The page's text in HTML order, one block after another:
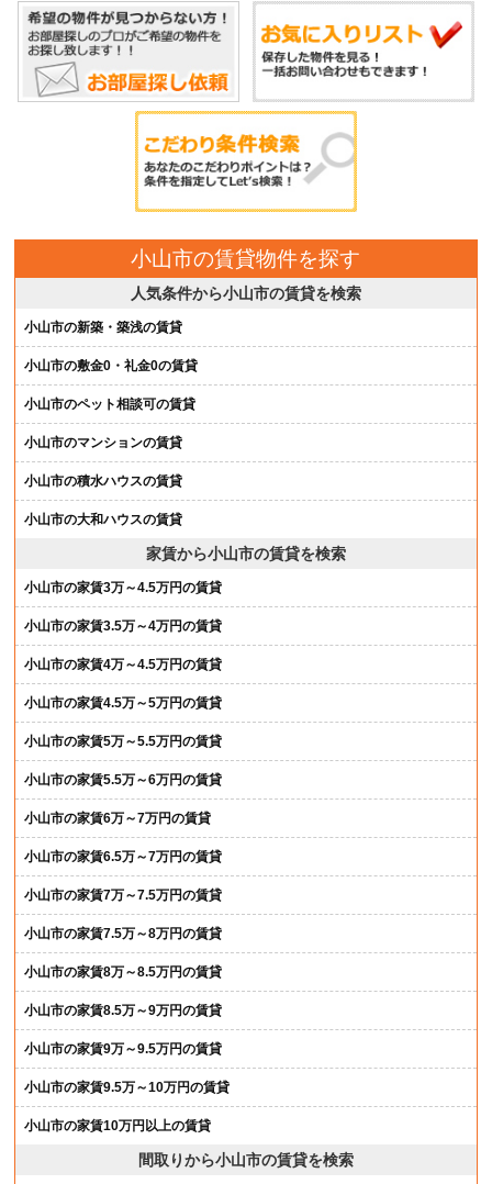
小山市の賃貸物件を探す
人気条件から小山市の賃貸を検索
小山市の新築・築浅の賃貸
小山市の敷金0・礼金0の賃貸
小山市のペット相談可の賃貸
小山市のマンションの賃貸
小山市の積水ハウスの賃貸
小山市の大和ハウスの賃貸
家賃から小山市の賃貸を検索
小山市の家賃3万～4.5万円の賃貸
小山市の家賃3.5万～4万円の賃貸
小山市の家賃4万～4.5万円の賃貸
小山市の家賃4.5万～5万円の賃貸
小山市の家賃5万～5.5万円の賃貸
小山市の家賃5.5万～6万円の賃貸
小山市の家賃6万～7万円の賃貸
小山市の家賃6.5万～7万円の賃貸
小山市の家賃7万～7.5万円の賃貸
小山市の家賃7.5万～8万円の賃貸
小山市の家賃8万～8.5万円の賃貸
小山市の家賃8.5万～9万円の賃貸
小山市の家賃9万～9.5万円の賃貸
小山市の家賃9.5万～10万円の賃貸
小山市の家賃10万円以上の賃貸
間取りから小山市の賃貸を検索